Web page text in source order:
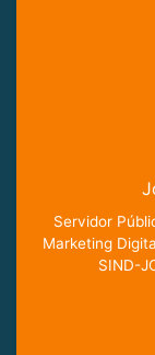
Servidor
Marketing
SIND-